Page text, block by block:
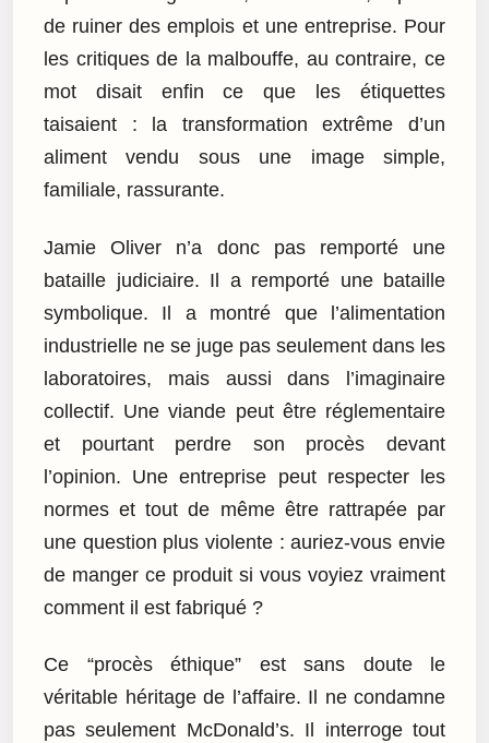
de ruiner des emplois et une entreprise. Pour
les critiques de la malbouffe, au contraire, ce
mot disait enfin ce que les étiquettes
taisaient : la transformation extrême d’un
aliment vendu sous une image simple,
familiale, rassurante.
Jamie Oliver n’a donc pas remporté une
bataille judiciaire. Il a remporté une bataille
symbolique. Il a montré que l’alimentation
industrielle ne se juge pas seulement dans les
laboratoires, mais aussi dans l’imaginaire
collectif. Une viande peut être réglementaire
et pourtant perdre son procès devant
l’opinion. Une entreprise peut respecter les
normes et tout de même être rattrapée par
une question plus violente : auriez-vous envie
de manger ce produit si vous voyiez vraiment
comment il est fabriqué ?
Ce “procès éthique” est sans doute le
véritable héritage de l’affaire. Il ne condamne
pas seulement McDonald’s. Il interroge tout